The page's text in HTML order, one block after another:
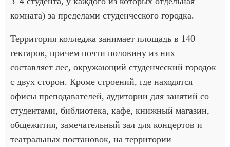
комната) за пределами студенческого городка.
Территория колледжа занимает площадь в 140
гектаров, причем почти половину из них
составляет лес, окружающий студенческий городок
с двух сторон. Кроме строений, где находятся
офисы преподавателей, аудитории для занятий со
студентами, библиотека, кафе, книжный магазин,
общежития, замечательный зал для концертов и
театральных постановок, на территории